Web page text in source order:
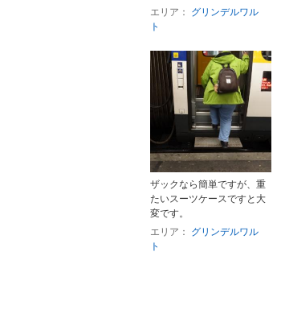
エリア： グリンデルワル
ト
ザックなら簡単ですが、重
たいスーツケースですと大
変です。
エリア： グリンデルワル
ト